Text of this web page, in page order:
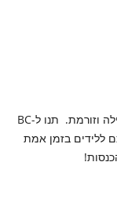
ללידים בזמן אמת